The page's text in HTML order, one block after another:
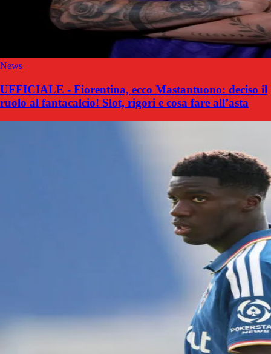
News
UFFICIALE - Fiorentina, ecco Mastantuono: deciso il
ruolo al fantacalcio! Slot, rigori e cosa fare all’asta